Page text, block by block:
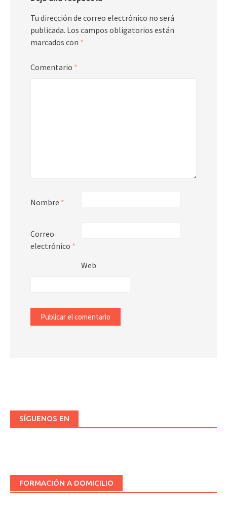
Tu dirección de correo electrónico no será
publicada. Los campos obligatorios están
marcados con *
Comentario *
Nombre *
Correo
electrónico *
Web
SÍGUENOS EN
FORMACIÓN A DOMICILIO